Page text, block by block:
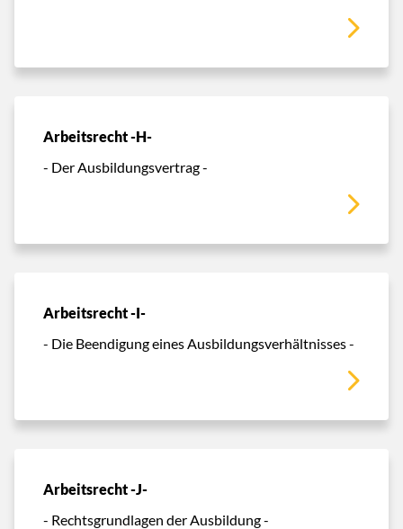
Arbeitsrecht -H-
- Der Ausbildungsvertrag -
Arbeitsrecht -I-
- Die Beendigung eines Ausbildungsverhältnisses -
Arbeitsrecht -J-
- Rechtsgrundlagen der Ausbildung -